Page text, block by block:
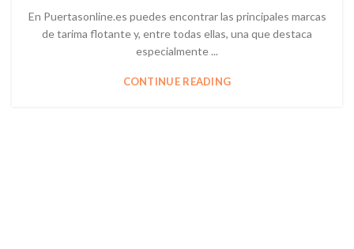
En Puertasonline.es puedes encontrar las principales marcas
de tarima flotante y, entre todas ellas, una que destaca
especialmente ...
CONTINUE READING